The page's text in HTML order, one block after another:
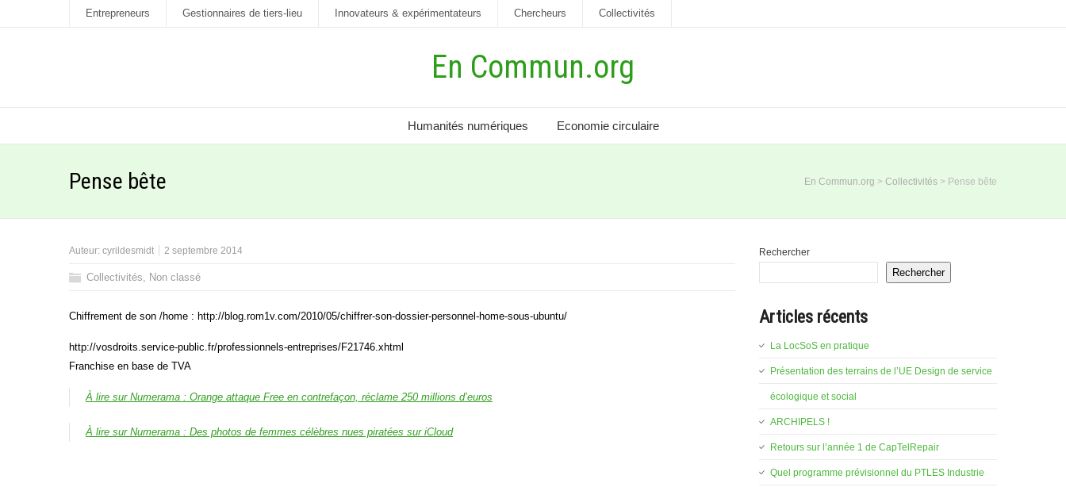
Entrepreneurs Gestionnaires de tiers-lieu Innovateurs & expérimentateurs Chercheurs Collectivités
En Commun.org
Humanités numériques Economie circulaire
Pense bête En Commun.org > Collectivités > Pense bête
Auteur: cyrildesmidt 2 septembre 2014
Collectivités, Non classé
Chiffrement de son /home : http://blog.rom1v.com/2010/05/chiffrer-son-dossier-personnel-home-sous-ubuntu/
http://vosdroits.service-public.fr/professionnels-entreprises/F21746.xhtml
Franchise en base de TVA
À lire sur Numerama : Orange attaque Free en contrefaçon, réclame 250 millions d’euros
À lire sur Numerama : Des photos de femmes célèbres nues piratées sur iCloud
Rechercher
Rechercher
Articles récents
La LocSoS en pratique
Présentation des terrains de l’UE Design de service
écologique et social
ARCHIPELS !
Retours sur l’année 1 de CapTelRepair
Quel programme prévisionnel du PTLES Industrie